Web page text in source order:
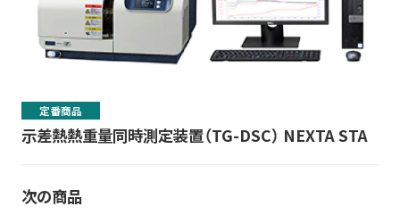
定番商品
示差熱熱重量同時測定装置（TG-DSC） NEXTA STA
次の商品